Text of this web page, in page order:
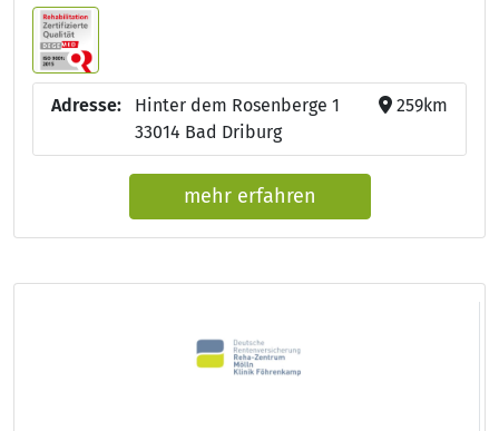
Adresse:
Hinter dem Rosenberge 1
33014 Bad Driburg
259km
mehr erfahren